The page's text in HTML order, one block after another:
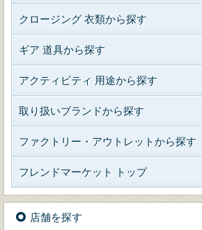
クロージング 衣類から探す
ギア 道具から探す
アクティビティ 用途から探す
取り扱いブランドから探す
ファクトリー・アウトレットから探す
フレンドマーケット トップ
店舗を探す